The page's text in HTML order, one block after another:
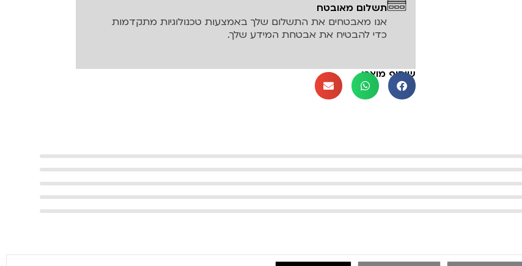
תשלום מאובטח
אנו מאבטחים את התשלום שלך באמצעות טכנולוגיות מתקדמות
כדי להבטיח את אבטחת המידע שלך.
שיתוף מוצר: